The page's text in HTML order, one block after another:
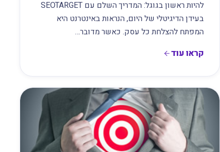
להיות ראשון בגוגל: המדריך השלם עם SEOTARGET
בעידן הדיגיטלי של היום, הנראות באינטרנט היא
המפתח להצלחת כל עסק. כאשר מדובר…
קראו עוד